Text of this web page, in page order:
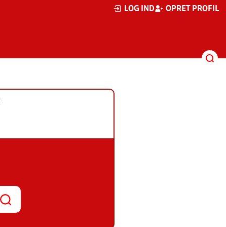
LOG IND OPRET PROFIL